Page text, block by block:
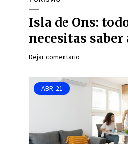
Isla de Ons:
necesitas saber
Dejar comentario
ABR 21